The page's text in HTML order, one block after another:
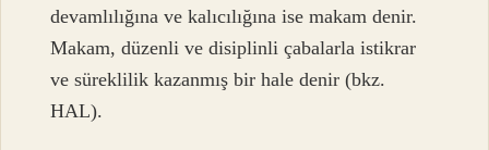
devamlılığına ve kalıcılığına ise makam denir.
Makam, düzenli ve disiplinli çabalarla istikrar
ve süreklilik kazanmış bir hale denir (bkz.
HAL).